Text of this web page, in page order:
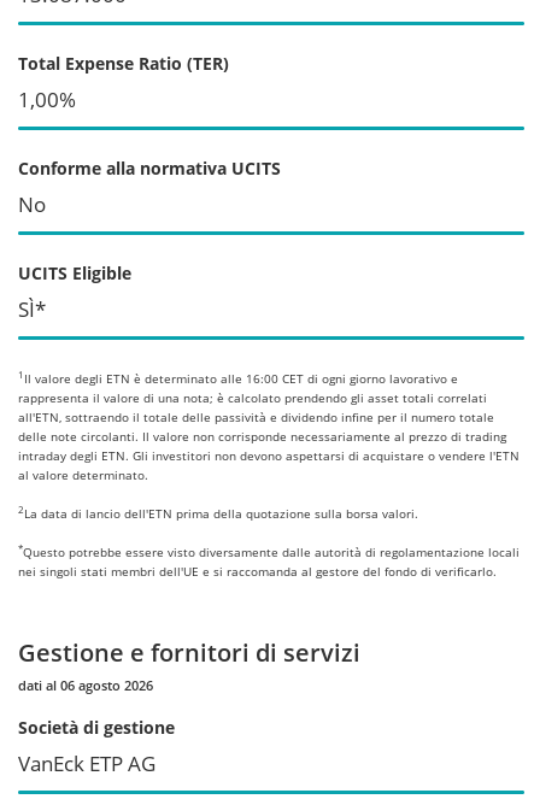
Total Expense Ratio (TER)
1,00%
Conforme alla normativa UCITS
No
UCITS Eligible
SÌ*
1 Il valore degli ETN è determinato alle 16:00 CET di ogni giorno lavorativo e
rappresenta il valore di una nota; è calcolato prendendo gli asset totali correlati
all'ETN, sottraendo il totale delle passività e dividendo infine per il numero totale
delle note circolanti. Il valore non corrisponde necessariamente al prezzo di trading
intraday degli ETN. Gli investitori non devono aspettarsi di acquistare o vendere l'ETN
al valore determinato.
2 La data di lancio dell'ETN prima della quotazione sulla borsa valori.
*Questo potrebbe essere visto diversamente dalle autorità di regolamentazione locali
nei singoli stati membri dell'UE e si raccomanda al gestore del fondo di verificarlo.
Gestione e fornitori di servizi
dati al 06 agosto 2026
Società di gestione
VanEck ETP AG